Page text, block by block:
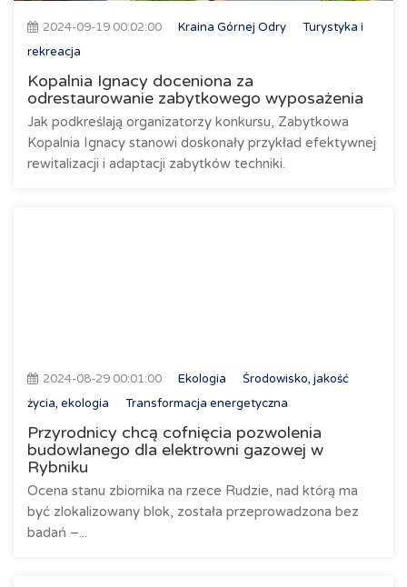
2024-09-19 00:02:00 Kraina Górnej Odry
Turystyka i
rekreacja
Kopalnia Ignacy doceniona za
odrestaurowanie zabytkowego wyposażenia
Jak podkreślają organizatorzy konkursu, Zabytkowa
Kopalnia Ignacy stanowi doskonały przykład efektywnej
rewitalizacji i adaptacji zabytków techniki.
2024-08-29 00:01:00 Ekologia
Środowisko, jakość
życia, ekologia
Transformacja energetyczna
Przyrodnicy chcą cofnięcia pozwolenia
budowlanego dla elektrowni gazowej w
Rybniku
Ocena stanu zbiornika na rzece Rudzie, nad którą ma
być zlokalizowany blok, została przeprowadzona bez
badań –...